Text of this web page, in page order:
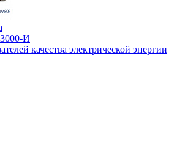
И
качества электрической энергии